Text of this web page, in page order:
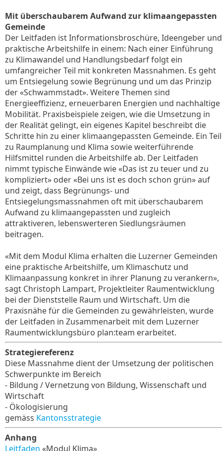
Mit überschaubarem Aufwand zur klimaangepassten
Gemeinde
Der Leitfaden ist Informationsbroschüre, Ideengeber und
praktische Arbeitshilfe in einem: Nach einer Einführung
zu Klimawandel und Handlungsbedarf folgt ein
umfangreicher Teil mit konkreten Massnahmen. Es geht
um Entsiegelung sowie Begrünung und um das Prinzip
der «Schwammstadt». Weitere Themen sind
Energieeffizienz, erneuerbaren Energien und nachhaltige
Mobilität. Praxisbeispiele zeigen, wie die Umsetzung in
der Realität gelingt, ein eigenes Kapitel beschreibt die
Schritte hin zu einer klimaangepassten Gemeinde. Ein Teil
zu Raumplanung und Klima sowie weiterführende
Hilfsmittel runden die Arbeitshilfe ab. Der Leitfaden
nimmt typische Einwände wie «Das ist zu teuer und zu
kompliziert» oder «Bei uns ist es doch schon grün» auf
und zeigt, dass Begrünungs- und
Entsiegelungsmassnahmen oft mit überschaubarem
Aufwand zu klimaangepassten und zugleich
attraktiveren, lebenswerteren Siedlungsräumen
beitragen.
«Mit dem Modul Klima erhalten die Luzerner Gemeinden
eine praktische Arbeitshilfe, um Klimaschutz und
Klimaanpassung konkret in ihrer Planung zu verankern»,
sagt Christoph Lampart, Projektleiter Raumentwicklung
bei der Dienststelle Raum und Wirtschaft. Um die
Praxisnähe für die Gemeinden zu gewährleisten, wurde
der Leitfaden in Zusammenarbeit mit dem Luzerner
Raumentwicklungsbüro plan:team erarbeitet.
Strategiereferenz
Diese Massnahme dient der Umsetzung der politischen
Schwerpunkte im Bereich
- Bildung / Vernetzung von Bildung, Wissenschaft und
Wirtschaft
- Ökologisierung
gemäss Kantonsstrategie
Anhang
Leitfaden «Modul Klima»